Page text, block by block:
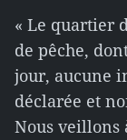
« Le quartier
de pêche,
jour, aucune
déclarée et
Nous veillons